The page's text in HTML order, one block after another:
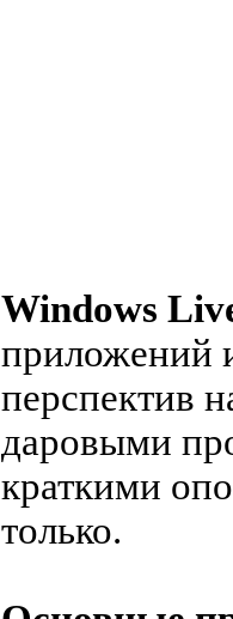
Windows
приложений
перспектив
даровыми
краткими
только.